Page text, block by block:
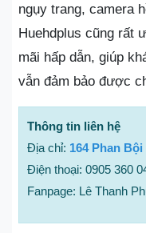
ngụy trang, camera
Huehdplus cũng rất
mãi hấp dẫn, giúp
vẫn đảm bảo được
Thông tin liên hệ
Địa chỉ: 164 Phan
Điện thoại: 0905 360
Fanpage: Lê Thanh